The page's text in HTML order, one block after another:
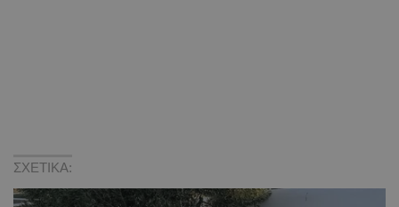
ΣΧΕΤΙΚΑ: